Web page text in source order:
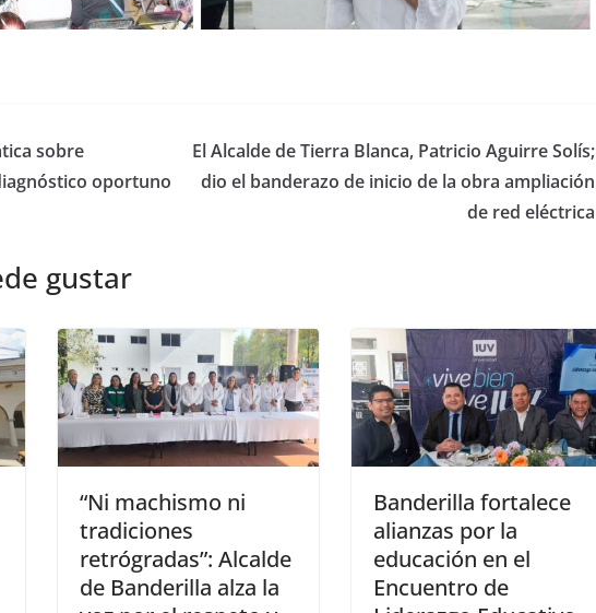
sobre
oportuno
El Alcalde de Tierra Blanca, Patricio Aguirre Solís;
dio el banderazo de inicio de la obra ampliación
de red eléctrica
gustar
“Ni machismo ni
tradiciones
retrógradas”: Alcalde
de Banderilla alza la
Banderilla fortalece
alianzas por la
educación en el
Encuentro de